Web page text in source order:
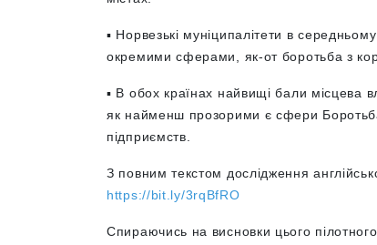
▪️ Норвезькі муніципалітети в
окремими сферами, як-от боротьба з
▪️ В обох країнах найвищі бали місцева
як найменш прозорими є сфери
підприємств.
З повним текстом дослідження
https://bit.ly/3rqBfRO
Спираючись на висновки цього